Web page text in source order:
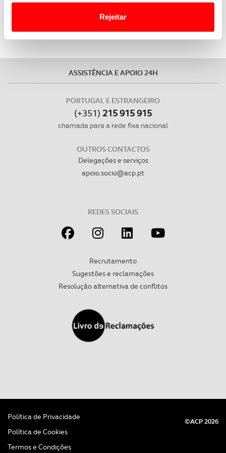
funcionalidades de redes sociais, bem como para
analisar dados de navegação no nosso website.
utilização do nosso site de publicidade e de análise, com
parceiros e organizações na UE e em países terceiros.
dados pessoais serão realizadas apenas com o seu
consentimento e quando tal se afigure estritamente
tecnologias similares pode ter impacto na sua
experiência de navegação no Website e nos serviços
disponibilizados.
Consulte a política de cookies do site.
Rejeitar
ASSISTÊNCIA E APOIO 24H
PORTUGAL E ESTRANGEIRO
(+351) 215 915 915
chamada para a rede fixa nacional
OUTROS CONTACTOS
Delegações e serviços
apoio.socio@acp.pt
REDES SOCIAIS
Recrutamento
Sugestões e reclamações
Resolução alternativa de conflitos
Política de Privacidade
Política de Cookies
Termos e Condições
©ACP 2026